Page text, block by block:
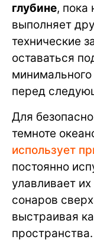
глубине, пока
выполняет
технические
оставаться
перед
Для
темноте
использует
постоянно
улавливает
сонаров
выстраивая
пространства.